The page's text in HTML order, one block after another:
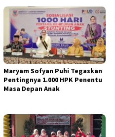
Maryam Sofyan Puhi Tegaskan
Pentingnya 1.000 HPK Penentu
Masa Depan Anak